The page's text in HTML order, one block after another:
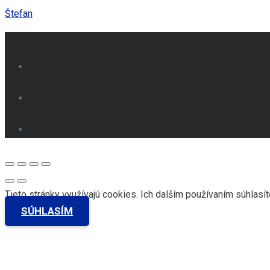
Štefan
Tieto stránky využívajú cookies. Ich dalším používaním
SÚHLASÍM